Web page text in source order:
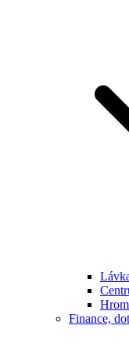
Finance,